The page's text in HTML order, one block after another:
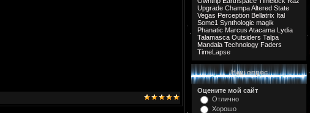
Upgrade ChampaAltered State
Vegas Perception Bellatrix Ital
Some1 Synthologic magik
Phanatic Marcus Atacama Lydia
Talamasca Outsiders Talpa
Mandala Technology Faders
TimeLapse
Наш опрос
Оцените мой сайт
Отлично
Хорошо